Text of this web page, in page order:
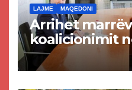
LAJME MAQEDONI
Arrihet
koalicionimit
Kurtit dhe